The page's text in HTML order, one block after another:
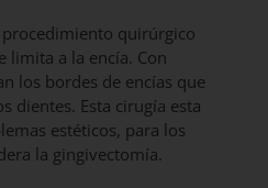
procedimiento quirúrgico
limita a la encía. Con
los bordes de encías que
dientes. Esta cirugía esta
estéticos, para los
la gingivectomía.